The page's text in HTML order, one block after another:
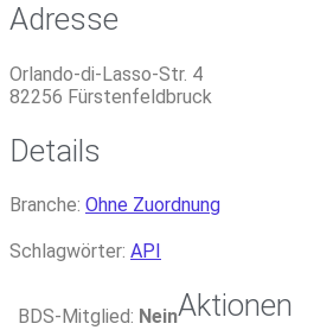
Adresse
Orlando-di-Lasso-Str. 4
82256 Fürstenfeldbruck
Details
Branche: Ohne Zuordnung
Schlagwörter: API
BDS-Mitglied: NeinAktionen